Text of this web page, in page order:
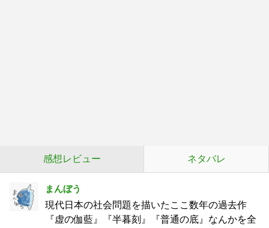
感想レビュー ネタバレ
まんぼう
現代日本の社会問題を描いたここ数年の過去作
『虚の伽藍』『半暮刻』『普通の底』なんかを全